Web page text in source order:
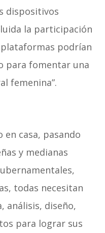
dispositivos
la participación
podrían
para fomentar una
femenina”.
casa, pasando
y medianas
todas necesitan
análisis, diseño,
para lograr sus